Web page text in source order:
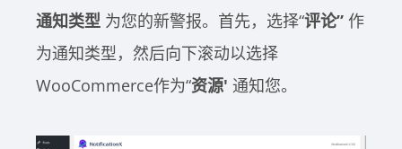
通知类型 为您的新警报。首先，选择“评论” 作
为通知类型，然后向下滚动以选择
WooCommerce作为“资源' 通知您。